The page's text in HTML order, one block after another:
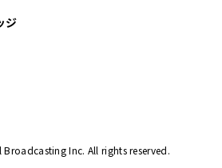
ジ
Inc. All rights reserved.